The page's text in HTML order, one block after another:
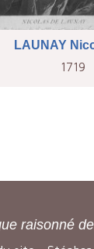
LAUNAY
1719
raisonné